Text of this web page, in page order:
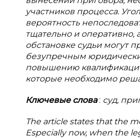
участников процесса.
вероятность
тщательно и оперативно,
обстановке судьи могут
безупречным
повышению
которые необходимо
Ключевые слова: суд,
The article states that the
Especially now, when the